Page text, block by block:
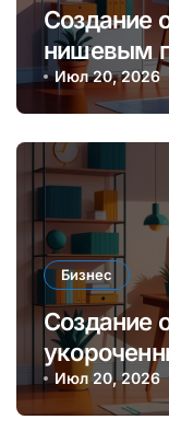
Создание
нишевым
навыкам
Июл 20, 2026
Бизнес
Создание
заработка
Июл 20, 2026